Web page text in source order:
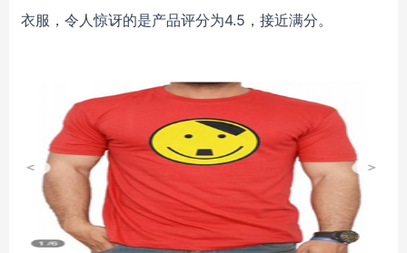
衣服，令人惊讶的是产品评分为4.5，接近满分。